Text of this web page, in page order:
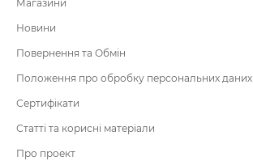
Магазини
Новини
Повернення та Обмін
Положення про обробку персональних даних
Сертифікати
Статті та корисні матеріали
Про проект